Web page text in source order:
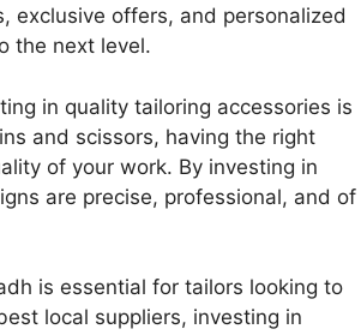
exclusive offers, and personalized
the next level.
in quality tailoring accessories is
and scissors, having the right
of your work. By investing in
are precise, professional, and of
is essential for tailors looking to
local suppliers, investing in